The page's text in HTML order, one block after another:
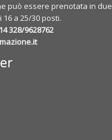
può essere prenotata in due
a 25/30 posti.
328/9628762